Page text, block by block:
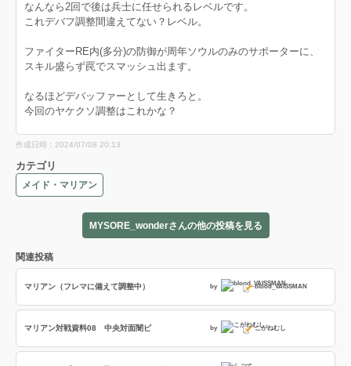
なんなら2回で後は兵士に任せられるレベルです。
これデバフ調整間違えてない？レベル。
ファイターRE内(多分)の防御が周年ソウルのみのサポーターに、
スキル盛らず罠でスマッシュ出ます。
なるほどデバッファーとして生きろと。
今回のヤケクソ調整はこれかな？
作成日時：2024/07/08 20:13
カテゴリ
メイド・マリアン
MYSORE_wonderさんの他の投稿を見る
関連投稿
マリアン（フレマに備えて調整中） by blood_VAISSMAN
マリアン対戦資料08 中央対面闇ピ by こがねむし